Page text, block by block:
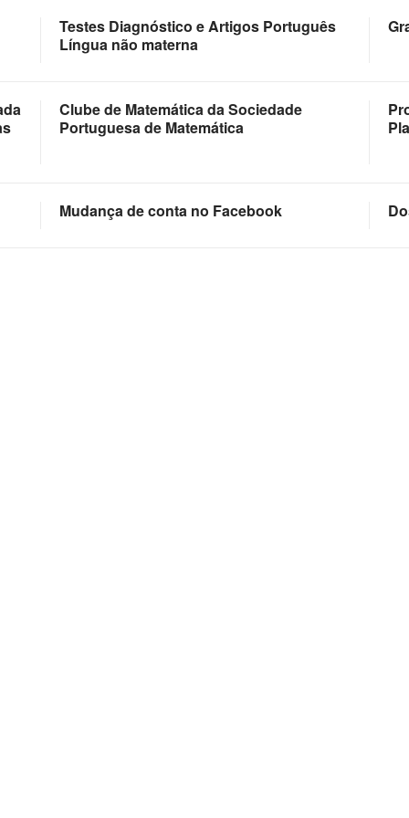
Testes Diagnóstico e Artigos Português
Língua não materna
Clube de Matemática da Sociedade
Portuguesa de Matemática
Mudança de conta no Facebook